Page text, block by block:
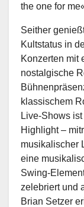
the one for
Seither
Kultstatus in
Konzerten mit
nostalgische
klassischem
Live-Shows ist
Highlight –
musikalischer
eine
Swing-
zelebriert und
Brian Setzer